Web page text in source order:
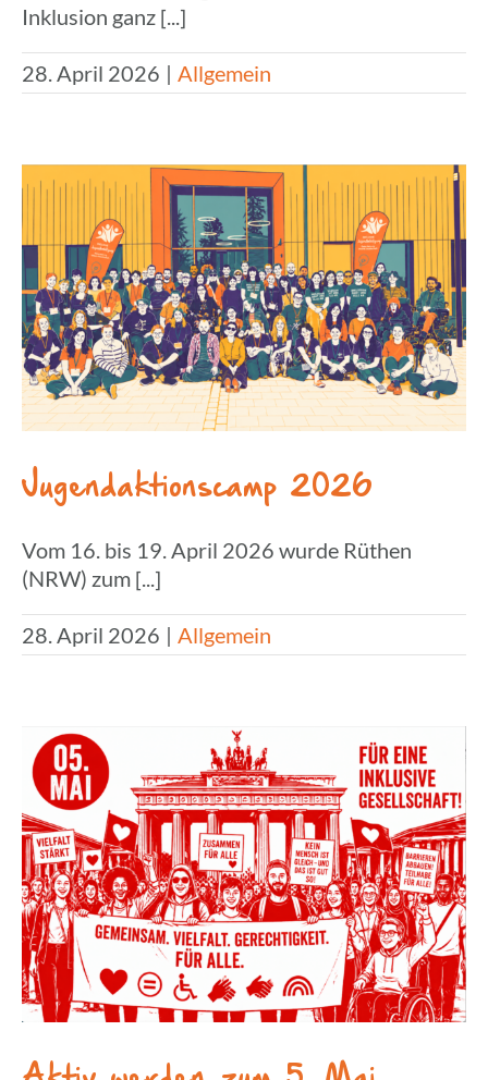
Inklusion ganz [...]
28. April 2026 | Allgemein
Jugend­ak­ti­ons­camp 2026
Vom 16. bis 19. April 2026 wurde Rüthen
(NRW) zum [...]
28. April 2026 | Allgemein